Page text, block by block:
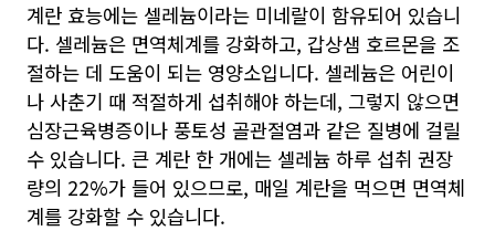
계란 효능에는 셀레늄이라는 미네랄이 함유되어 있습니
다. 셀레늄은 면역체계를 강화하고, 갑상샘 호르몬을 조
절하는 데 도움이 되는 영양소입니다. 셀레늄은 어린이
나 사춘기 때 적절하게 섭취해야 하는데, 그렇지 않으면
심장근육병증이나 풍토성 골관절염과 같은 질병에 걸릴
수 있습니다. 큰 계란 한 개에는 셀레늄 하루 섭취 권장
량의 22%가 들어 있으므로, 매일 계란을 먹으면 면역체
계를 강화할 수 있습니다.